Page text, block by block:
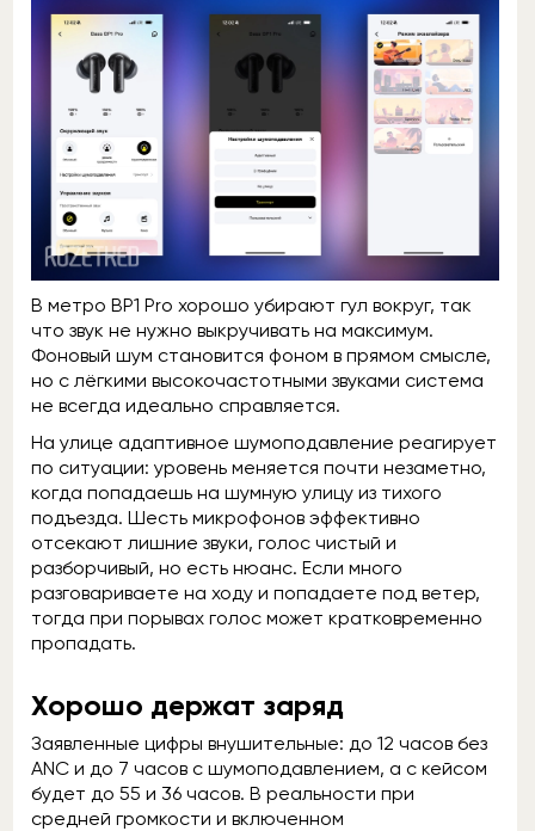
В метро BP1 Pro хорошо убирают гул вокруг, так
что звук не нужно выкручивать на максимум.
Фоновый шум становится фоном в прямом смысле,
но с лёгкими высокочастотными звуками система
не всегда идеально справляется.
На улице адаптивное шумоподавление реагирует
по ситуации: уровень меняется почти незаметно,
когда попадаешь на шумную улицу из тихого
подъезда. Шесть микрофонов эффективно
отсекают лишние звуки, голос чистый и
разборчивый, но есть нюанс. Если много
разговариваете на ходу и попадаете под ветер,
тогда при порывах голос может кратковременно
пропадать.
Хорошо держат заряд
Заявленные цифры внушительные: до 12 часов без
ANC и до 7 часов с шумоподавлением, а с кейсом
будет до 55 и 36 часов. В реальности при
средней громкости и включенном